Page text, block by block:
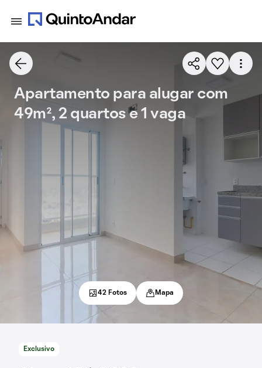
Exclusivo
Apartamento para alugar com
49m², 2 quartos e 1 vaga
42 Fotos Mapa